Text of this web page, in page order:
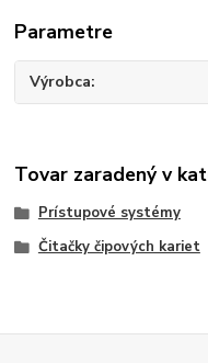
Parametre
Výrobca
Tovar zaradený v
Prístupové systémy
Čitačky čipových kariet